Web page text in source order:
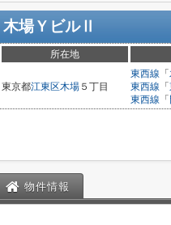
木場ＹビルⅡ
所在地
東京都江東区木場 ５丁目
東西線 「
東西線 「
東西線 「
物件情報